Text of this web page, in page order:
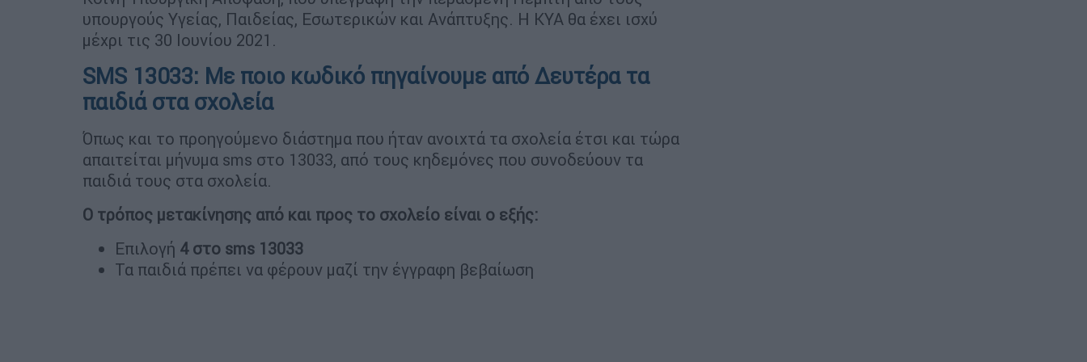
υπουργούς Υγείας, Παιδείας, Εσωτερικών και Ανάπτυξης. Η ΚΥΑ θα έχει ισχύ
μέχρι τις 30 Ιουνίου 2021.
SMS 13033: Με ποιο κωδικό πηγαίνουμε από Δευτέρα τα
παιδιά στα σχολεία
Όπως και το προηγούμενο διάστημα που ήταν ανοιχτά τα σχολεία έτσι και τώρα
απαιτείται μήνυμα sms στο 13033, από τους κηδεμόνες που συνοδεύουν τα
παιδιά τους στα σχολεία.
Ο τρόπος μετακίνησης από και προς το σχολείο είναι ο εξής:
Επιλογή 4 στο sms 13033
Τα παιδιά πρέπει να φέρουν μαζί την έγγραφη βεβαίωση